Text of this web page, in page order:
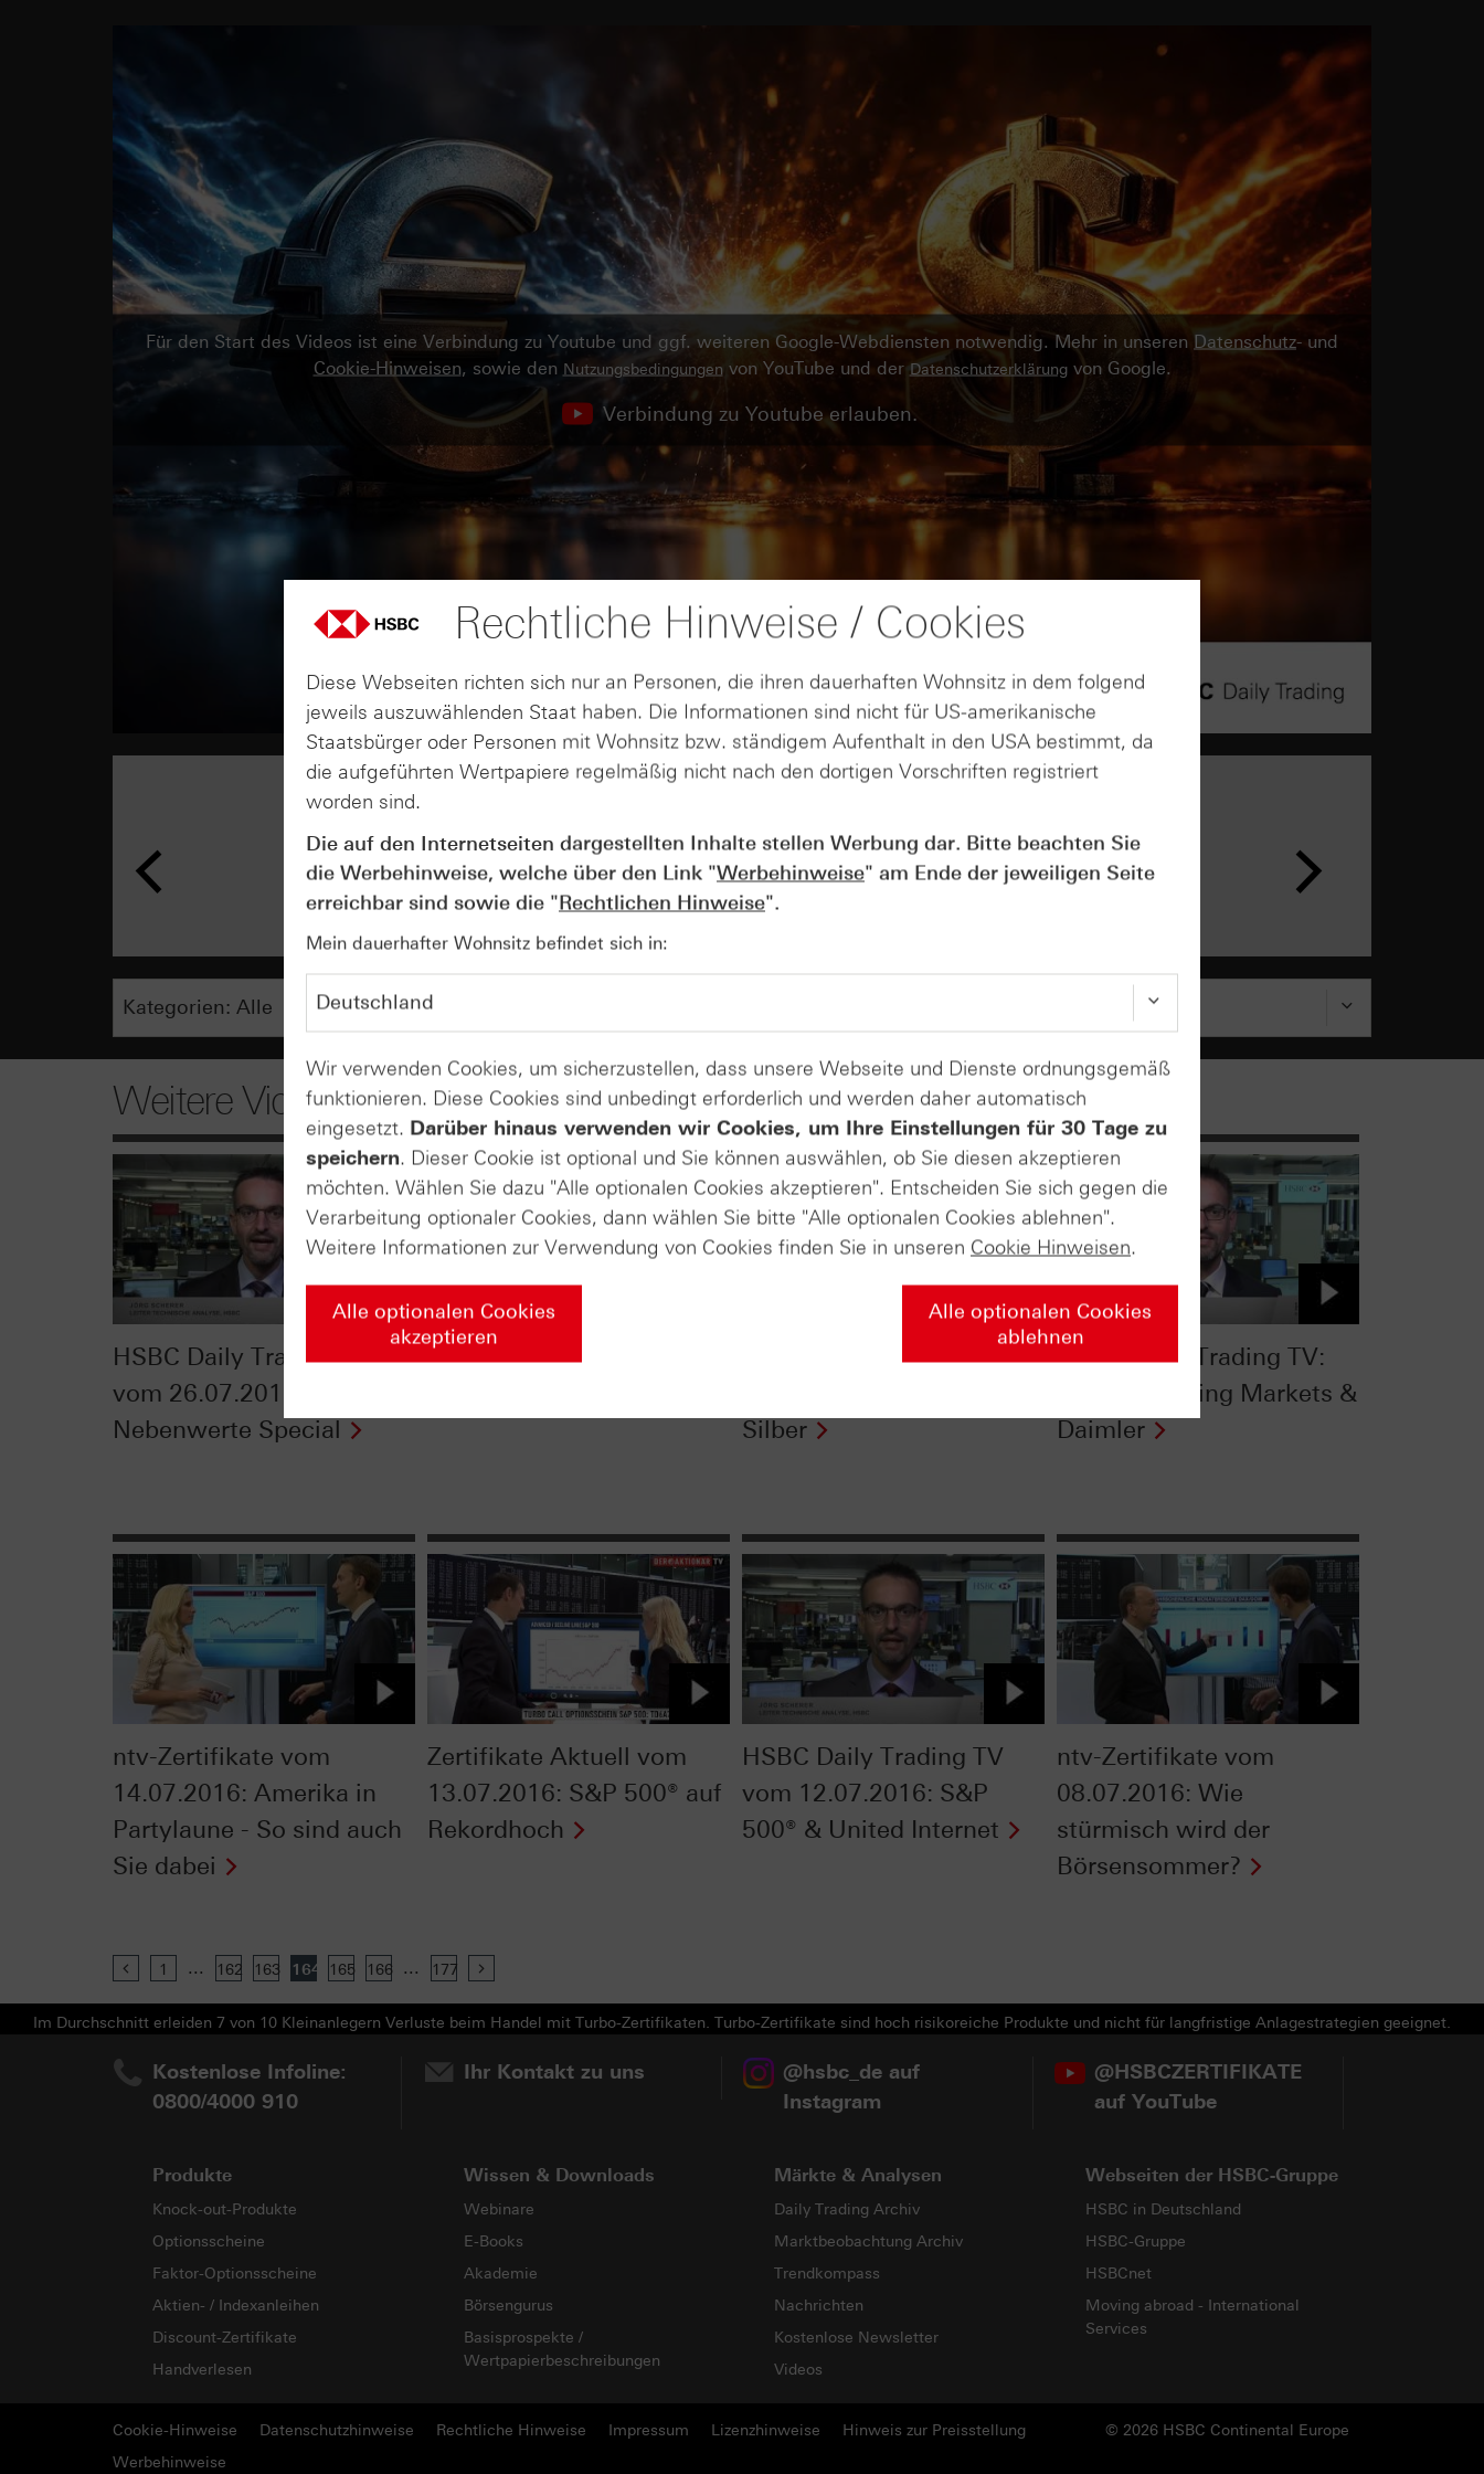
Für den Start des Videos ist eine Verbindung zu Youtube und ggf. weiteren Google-Webdiensten notwendig. Mehr in unseren Datenschutz- und
Cookie-Hinweisen, sowie den Nutzungsbedingungen von YouTube und derDatenschutzerklärungvon Google.
Verbindung zu Youtube erlauben.
04
Der Blick ins Kleingedruckte: Kosten &
Kündigungen bei Derivaten - Webinar
vom 04.08.2026
Weitere Videos
HSBC Daily Trading TV
vom 26.07.2016:
Nebenwerte Special
ntv-Zertifikate vom
Zertifikate-Aktuell vom
Silber
HSBC Daily Trading TV:
MSCI Emerging Markets &
Daimler
ntv-Zertifikate vom
14.07.2016: Amerika in
Partylaune - So sind auch
Sie dabei
Zertifikate Aktuell vom
13.07.2016: S&P 500® auf
Rekordhoch
HSBC Daily Trading TV
vom 12.07.2016: S&P
500® & United Internet
ntv-Zertifikate vom
08.07.2016: Wie
stürmisch wird der
Börsensommer?
Previous
1 ... 162 163 164 165 166 ... 177
Im Durchschnitt erleiden 7 von 10 Kleinanlegern Verluste beim Handel mit Turbo-Zertifikaten. Turbo-Zertifikate sind hoch risikoreiche Produkte und nicht für langfristige Anlagestrategien geeignet.
Kostenlose Infoline:
0800/4000 910
Ihr Kontakt zu uns
@hsbc_de auf
Instagram
@HSBCZERTIFIKATE
auf YouTube
Produkte
Knock-out-Produkte
Optionsscheine
Faktor-Optionsscheine
Aktien- / Indexanleihen
Discount-Zertifikate
Handverlesen
Wissen & Downloads
Webinare
E-Books
Akademie
Börsengurus
Basisprospekte /
Wertpapierbeschreibungen
Märkte & Analysen
Daily Trading Archiv
Marktbeobachtung Archiv
Trendkompass
Nachrichten
Kostenlose Newsletter
Videos
Webseiten der HSBC-Gruppe
HSBC in Deutschland
HSBC-Gruppe
HSBCnet
Moving abroad - International
Services
Cookie-Hinweise Datenschutzhinweise Rechtliche Hinweise Impressum Lizenzhinweise © 2026 HSBC Continental Europe
Hinweis zur Preisstellung
Werbehinweise
Rechtliche Hinweise / Cookies
Diese Webseiten richten sich nur an Personen, die ihren dauerhaften Wohnsitz in dem folgend
jeweils auszuwählenden Staat haben. Die Informationen sind nicht für US-amerikanische
Staatsbürger oder Personen mit Wohnsitz bzw. ständigem Aufenthalt in den USA bestimmt, da
die aufgeführten Wertpapiere regelmäßig nicht nach den dortigen Vorschriften registriert
worden sind.
Die auf den Internetseiten dargestellten Inhalte stellen Werbung dar. Bitte beachten Sie
die Werbehinweise, welche über den Link "Werbehinweise" am Ende der jeweiligen Seite
erreichbar sind sowie die "Rechtlichen Hinweise".
Mein dauerhafter Wohnsitz befindet sich in:
Wir verwenden Cookies, um sicherzustellen, dass unsere Webseite und Dienste ordnungsgemäß
funktionieren. Diese Cookies sind unbedingt erforderlich und werden daher automatisch
eingesetzt. Darüber hinaus verwenden wir Cookies, um Ihre Einstellungen für 30 Tage zu
speichern. Dieser Cookie ist optional und Sie können auswählen, ob Sie diesen akzeptieren
möchten. Wählen Sie dazu "Alle optionalen Cookies akzeptieren". Entscheiden Sie sich gegen die
Verarbeitung optionaler Cookies, dann wählen Sie bitte "Alle optionalen Cookies ablehnen".
Weitere Informationen zur Verwendung von Cookies finden Sie in unseren Cookie Hinweisen.
Alle optionalen Cookies
akzeptieren
Alle optionalen Cookies
ablehnen